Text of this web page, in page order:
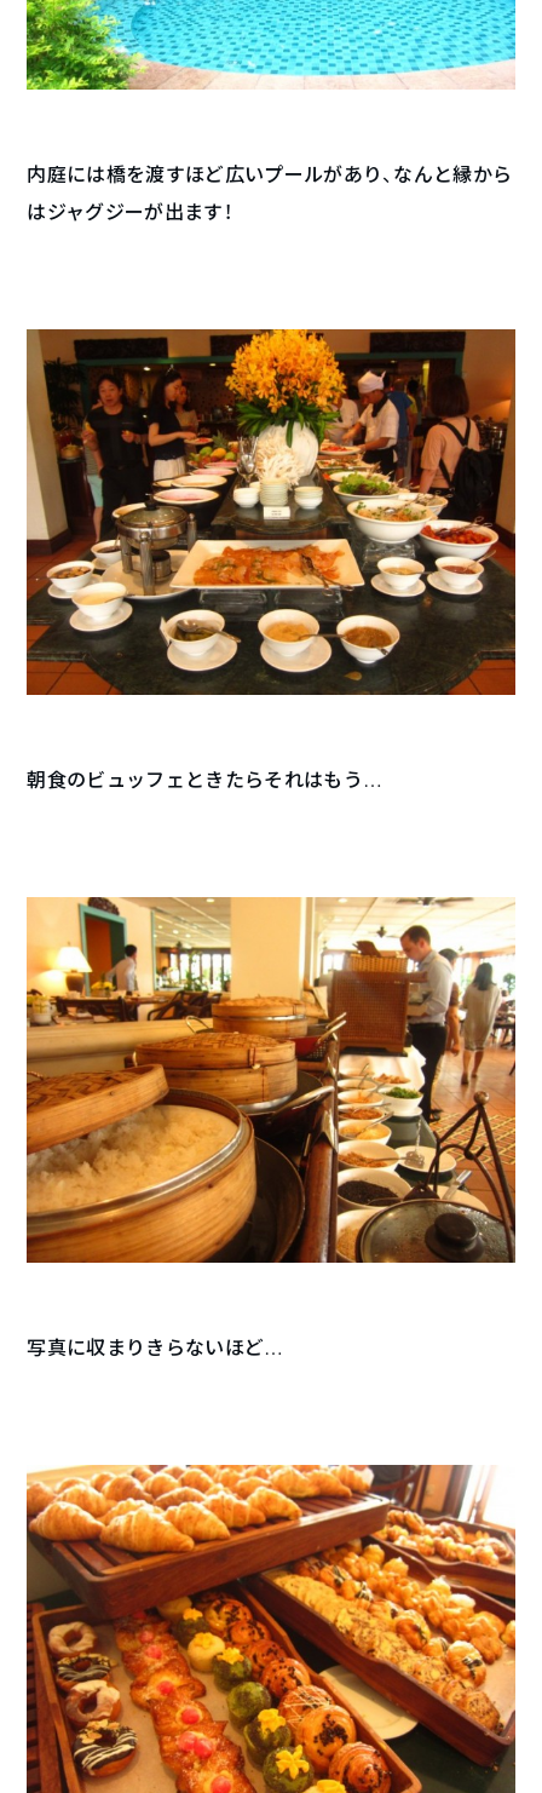
内庭には橋を渡すほど広いプールがあり、なんと縁から
はジャグジーが出ます！
朝食のビュッフェときたらそれはもう…
写真に収まりきらないほど…